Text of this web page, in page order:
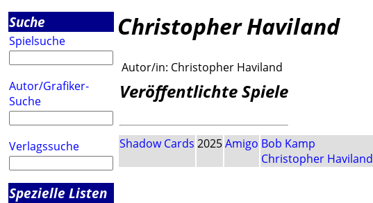
Suche
Spielsuche
Autor/Grafiker-
Suche
Verlagssuche
Spezielle Listen
Christopher Haviland
Autor/in: Christopher Haviland
Veröffentlichte Spiele
Shadow Cards 2025Amigo Bob Kamp
Christopher Haviland